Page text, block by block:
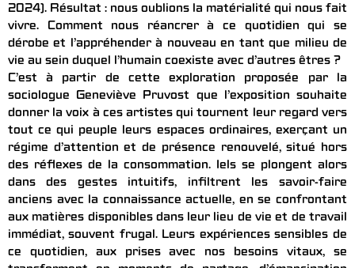
2024). Résultat : nous oublions la matérialité qui nous fait
vivre. Comment nous réancrer à ce quotidien qui se
dérobe et l’appréhender à nouveau en tant que milieu de
vie au sein duquel l’humain coexiste avec d’autres êtres ?
C’est à partir de cette exploration proposée par la
sociologue Geneviève Pruvost que l’exposition souhaite
donner la voix à ces artistes qui tournent leur regard vers
tout ce qui peuple leurs espaces ordinaires, exerçant un
régime d’attention et de présence renouvelé, situé hors
des réflexes de la consommation. Iels se plongent alors
dans des gestes intuitifs, infiltrent les savoir-faire
anciens avec la connaissance actuelle, en se confrontant
aux matières disponibles dans leur lieu de vie et de travail
immédiat, souvent frugal. Leurs expériences sensibles de
ce quotidien, aux prises avec nos besoins vitaux, se